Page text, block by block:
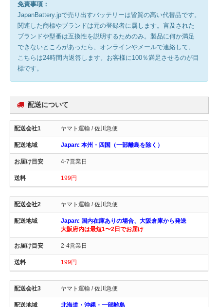
免責事項：
JapanBattery.jpで売り出すバッテリーは皆質の高い代替品です。
関連した商標やブランドは元の登録者に属します。言及された
ブランドや型番は互換性を説明するためのみ。製品に何か満足
できないところがあったら、オンラインやメールで連絡して、
こちらは24時間内返答します。お客様に100％満足させるのが目
標です。
配送について
ヤマト運輸 / 佐川急便
Japan: 本州・四国（一部離島を除く）
4-7営業日
199円
ヤマト運輸 / 佐川急便
Japan: 国内在庫ありの場合、大阪倉庫から発送
大阪府内は最短1〜2日でお届け
2-4営業日
199円
ヤマト運輸 / 佐川急便
北海道・沖縄・一部離島